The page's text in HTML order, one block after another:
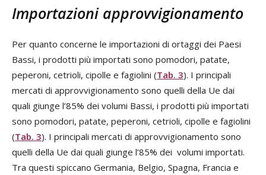
Importazioni approvvigionamento
Per quanto concerne le importazioni di ortaggi dei Paesi
Bassi, i prodotti più importati sono pomodori, patate,
peperoni, cetrioli, cipolle e fagiolini (Tab. 3). I principali
mercati di approvvigionamento sono quelli della Ue dai
quali giunge l’85% dei volumi Bassi, i prodotti più importati
sono pomodori, patate, peperoni, cetrioli, cipolle e fagiolini
(Tab. 3). I principali mercati di approvvigionamento sono
quelli della Ue dai quali giunge l’85% dei volumi importati.
Tra questi spiccano Germania, Belgio, Spagna, Francia e